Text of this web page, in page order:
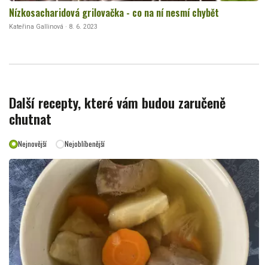
Nízkosacharidová grilovačka - co na ní nesmí chybět
Kateřina Gallinová · 8. 6. 2023
Další recepty, které vám budou zaručeně
chutnat
Nejnovější Nejoblíbenější